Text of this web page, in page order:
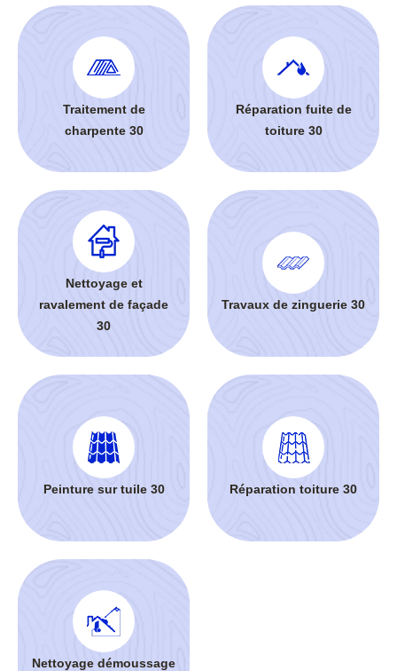
Traitement de
charpente 30
Réparation fuite de
toiture 30
Nettoyage et
ravalement de façade
30
Travaux de zinguerie 30
Peinture sur tuile 30 Réparation toiture 30
Nettoyage démoussage